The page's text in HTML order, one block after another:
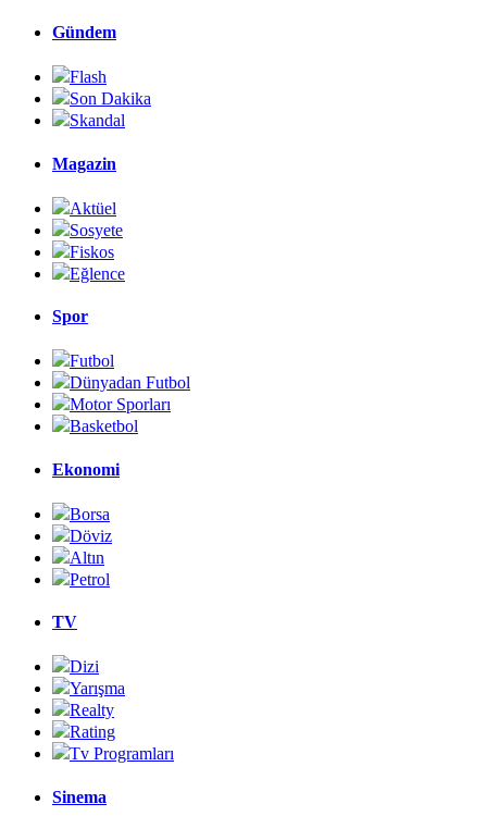
Gündem
Flash
Son Dakika
Skandal
Magazin
Aktüel
Sosyete
Fiskos
Eğlence
Spor
Futbol
Dünyadan Futbol
Motor Sporları
Basketbol
Ekonomi
Borsa
Döviz
Altın
Petrol
TV
Dizi
Yarışma
Realty
Rating
Tv Programları
Sinema